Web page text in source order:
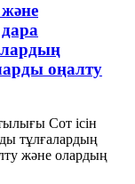
оңалту
Сот ісін
тұлғалардың
және олардың